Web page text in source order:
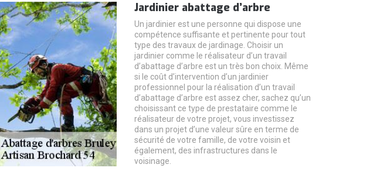
Jardinier abattage d’arbre
Un jardinier est une personne qui dispose une
compétence suffisante et pertinente pour tout
type des travaux de jardinage. Choisir un
jardinier comme le réalisateur d’un travail
d’abattage d’arbre est un très bon choix. Même
si le coût d’intervention d’un jardinier
professionnel pour la réalisation d’un travail
d’abattage d’arbre est assez cher, sachez qu’un
choisissant ce type de prestataire comme le
réalisateur de votre projet, vous investissez
dans un projet d’une valeur sûre en terme de
sécurité de votre famille, de votre voisin et
également, des infrastructures dans le
voisinage.